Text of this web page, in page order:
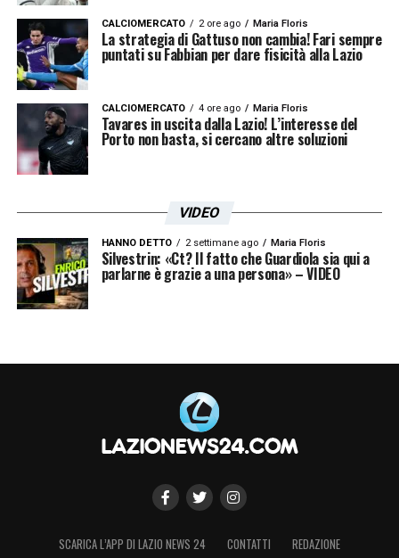
CALCIOMERCATO 2 ore ago Maria Floris
La strategia di Gattuso non cambia! Fari sempre
puntati su Fabbian per dare fisicità alla Lazio
CALCIOMERCATO 4 ore ago Maria Floris
Tavares in uscita dalla Lazio! L’interesse del
Porto non basta, si cercano altre soluzioni
VIDEO
HANNO DETTO 2 settimane ago Maria Floris
Silvestrin: «Ct? Il fatto che Guardiola sia qui a
parlarne è grazie a una persona» – VIDEO
SCARICA L’APP DI LAZIO NEWS 24 CONTATTI REDAZIONE